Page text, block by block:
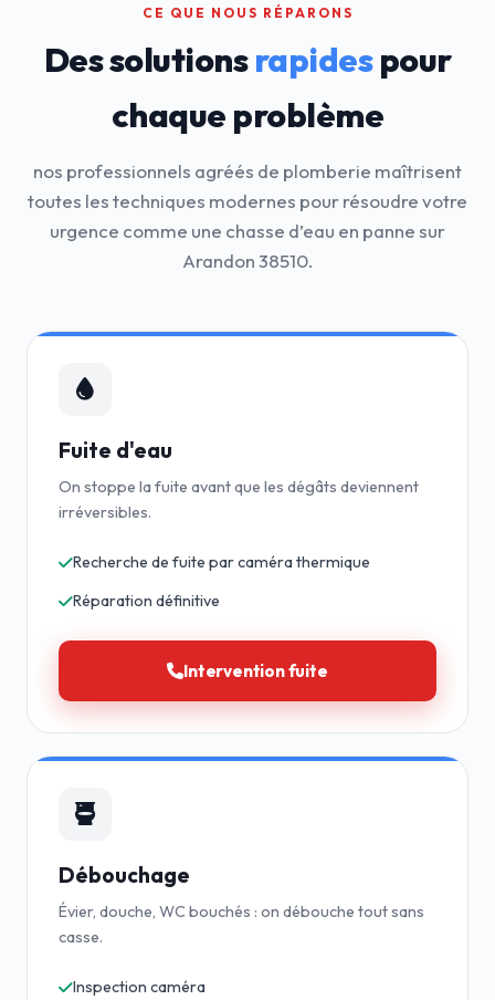
CE QUE NOUS RÉPARONS
Des solutionsrapidespour
chaque problème
nos professionnels agréés de plomberie maîtrisent
toutes les techniques modernes pour résoudre votre
urgence comme une chasse d’eau en panne sur
Arandon 38510.
Fuite d'eau
On stoppe la fuite avant que les dégâts deviennent
irréversibles.
Recherche de fuite par caméra thermique
Réparation définitive
Intervention fuite
Débouchage
Évier, douche, WC bouchés : on débouche tout sans
casse.
Inspection caméra